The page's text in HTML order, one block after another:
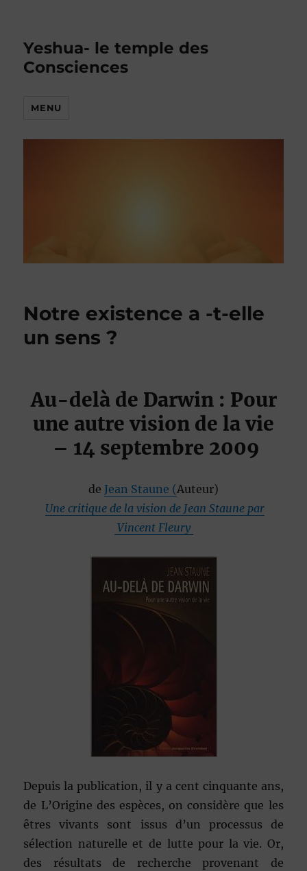
Yeshua- le temple des
Consciences
MENU
Notre existence a -t-elle
un sens ?
Au-delà de Darwin : Pour
une autre vision de la vie
– 14 septembre 2009
de Jean Staune (Auteur)
Une critique de la vision de Jean Staune par
Vincent Fleury
Depuis la publication, il y a cent cinquante ans,
de L’Origine des espèces, on considère que les
êtres vivants sont issus d’un processus de
sélection naturelle et de lutte pour la vie. Or,
des résultats de recherche provenant de